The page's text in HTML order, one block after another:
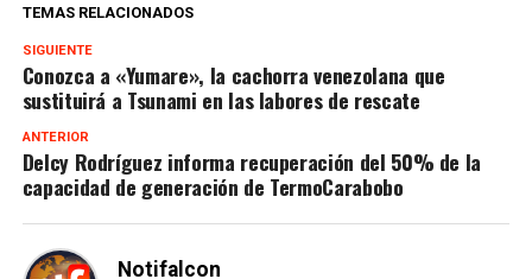
TEMAS RELACIONADOS
SIGUIENTE
Conozca a «Yumare», la cachorra venezolana que
sustituirá a Tsunami en las labores de rescate
ANTERIOR
Delcy Rodríguez informa recuperación del 50% de la
capacidad de generación de TermoCarabobo
Notifalcon